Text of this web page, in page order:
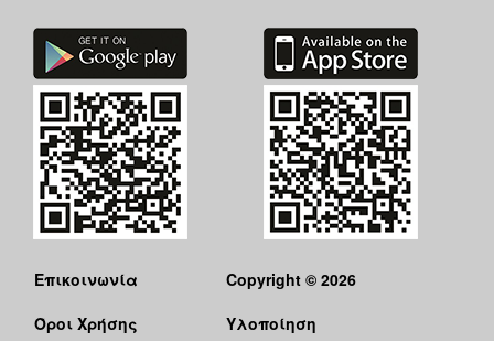
Επικοινωνία
Όροι Χρήσης
Copyright © 2026
Υλοποίηση